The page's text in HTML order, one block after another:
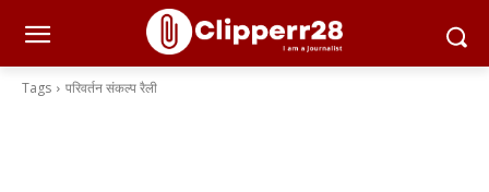
Tags परिवर्तन संकल्प रैली